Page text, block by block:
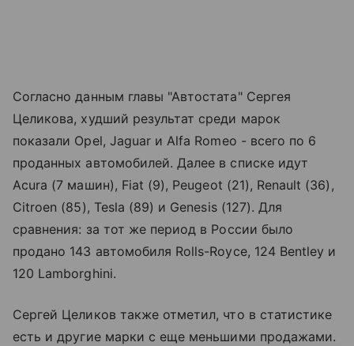
Согласно данным главы "Автостата" Сергея
Целикова, худший результат среди марок
показали Opel, Jaguar и Alfa Romeo - всего по 6
проданных автомобилей. Далее в списке идут
Acura (7 машин), Fiat (9), Peugeot (21), Renault (36),
Citroen (85), Tesla (89) и Genesis (127). Для
сравнения: за тот же период в России было
продано 143 автомобиля Rolls-Royce, 124 Bentley и
120 Lamborghini.
Сергей Целиков также отметил, что в статистике
есть и другие марки с еще меньшими продажами.